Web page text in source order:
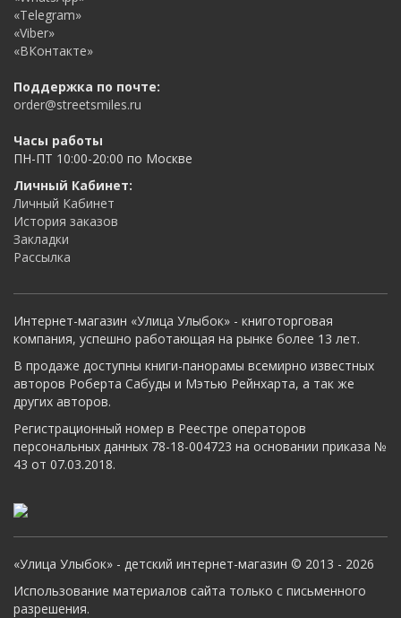
«Telegram»
«Viber»
«ВКонтакте»
Поддержка по почте:
order@streetsmiles.ru
Часы работы
ПН-ПТ 10:00-20:00 по Москве
Личный Кабинет:
Личный Кабинет
История заказов
Закладки
Рассылка
Интернет-магазин «Улица Улыбок» - книготорговая
компания, успешно работающая на рынке более 13 лет.
В продаже доступны книги-панорамы всемирно известных
авторов Роберта Сабуды и Мэтью Рейнхарта, а так же
других авторов.
Регистрационный номер в Реестре операторов
персональных данных 78-18-004723 на основании приказа №
43 от 07.03.2018.
«Улица Улыбок» - детский интернет-магазин © 2013 - 2026
Использование материалов сайта только с письменного
разрешения.